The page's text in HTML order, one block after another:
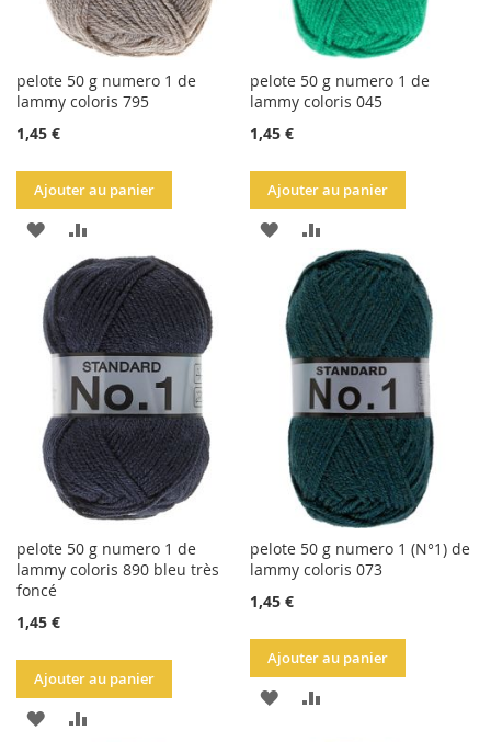
pelote 50 g numero 1 de
lammy coloris 795
1,45 €
Ajouter au panier
AJOUTER
LA
LISTE
D'ACHATS
AU
COMPARATEUR
pelote 50 g numero 1 de
lammy coloris 045
1,45 €
Ajouter au panier
AJOUTER
LA
LISTE
D'ACHATS
AU
COMPARATEUR
pelote 50 g numero 1 de
lammy coloris 890 bleu très
foncé
1,45 €
Ajouter au panier
AJOUTER
pelote 50 g numero 1 (N°1) de
lammy coloris 073
1,45 €
Ajouter au panier
AJOUTER